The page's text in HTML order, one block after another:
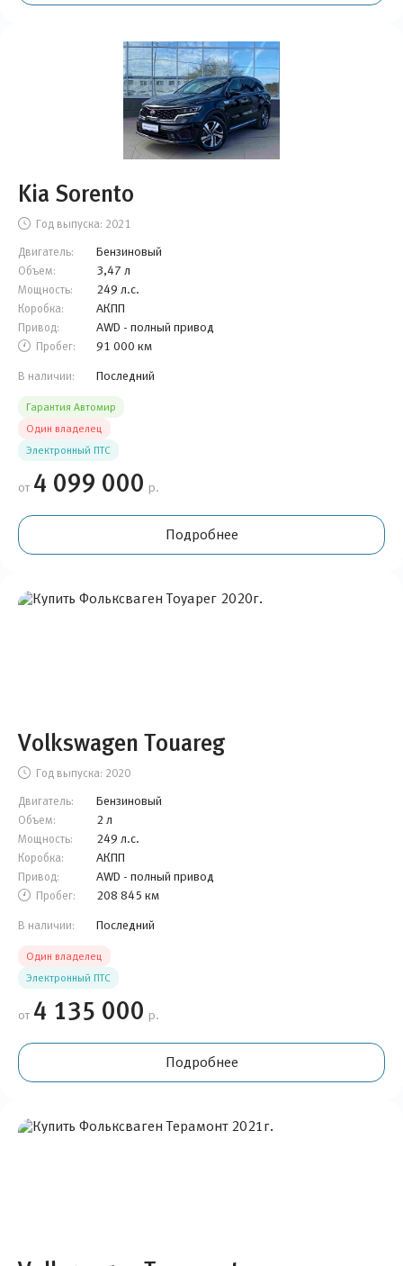
Kia Sorento
Год выпуска: 2021
Двигатель: Бензиновый
Объем: 3,47 л
Мощность: 249 л.с.
Коробка: АКПП
Привод: AWD - полный привод
Пробег: 91 000 км
В наличии: Последний
Гарантия Автомир
Один владелец
Электронный ПТС
от 4 099 000 р.
Подробнее
Volkswagen Touareg
Год выпуска: 2020
Двигатель: Бензиновый
Объем: 2 л
Мощность: 249 л.с.
Коробка: АКПП
Привод: AWD - полный привод
Пробег: 208 845 км
В наличии: Последний
Один владелец
Электронный ПТС
от 4 135 000 р.
Подробнее